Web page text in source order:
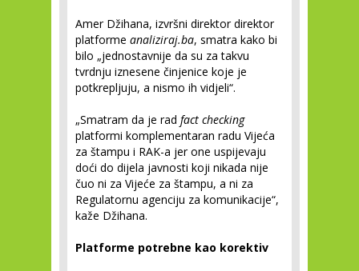
Amer Džihana, izvršni direktor direktor
platforme analiziraj.ba, smatra kako bi
bilo „jednostavnije da su za takvu
tvrdnju iznesene činjenice koje je
potkrepljuju, a nismo ih vidjeli“.
„Smatram da je rad fact checking
platformi komplementaran radu Vijeća
za štampu i RAK-a jer one uspijevaju
doći do dijela javnosti koji nikada nije
čuo ni za Vijeće za štampu, a ni za
Regulatornu agenciju za komunikacije“,
kaže Džihana.
Platforme potrebne kao korektiv